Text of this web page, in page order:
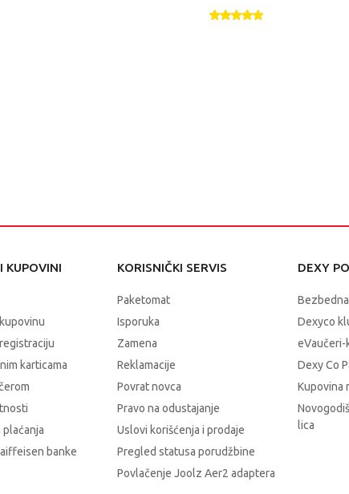
KUPOVINI
karticama
plaćanja
banke
KORISNIČKI SERVIS
Paketomat
Isporuka
Zamena
Reklamacije
Povrat novca
Pravo na odustajanje
Uslovi korišćenja i prodaje
Pregled statusa porudžbine
Povlačenje Joolz Aer2 adaptera
DEXY
Dexyco
Dexy Co
Kupovina
lica